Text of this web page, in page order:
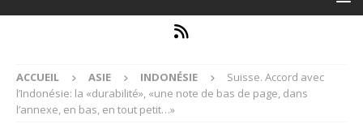
ACCUEIL ASIE INDONÉSIE
Suisse. Accord avec
l’Indonésie: la «durabilité», «une note de bas de page, dans
l’annexe, en bas, en tout petit…»